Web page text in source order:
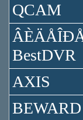
QCAM
BestDVR
AXIS
BEWARD